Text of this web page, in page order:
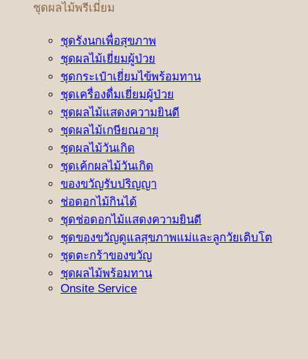
ชุดผลไม้พรีเมี่ยม
ชุดรังนกเพื่อสุขภาพ
ชุดผลไม้เยี่ยมผู้ป่วย
ชุดกระเป๋าเยี่ยมไข้พร้อมทาน
ชุดเครื่องดื่มเยี่ยมผู้ป่วย
ชุดผลไม้แสดงความยินดี
ชุดผลไม้เกษียณอายุ
ชุดผลไม้วันเกิด
ชุดเค้กผลไม้วันเกิด
ของขวัญรับปริญญา
ช่อดอกไม้กินได้
ชุดช่อดอกไม้แสดงความยินดี
ชุดของขวัญดูแลสุขภาพแม่และลูกวัยเติบโต
ชุดตะกร้าของขวัญ
ชุดผลไม้พร้อมทาน
Onsite Service